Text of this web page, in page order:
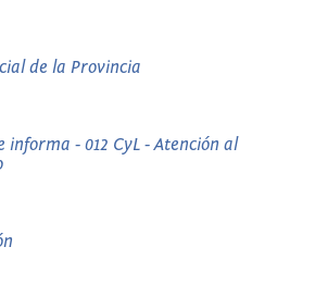
de la Provincia
informa - 012 CyL - Atención al